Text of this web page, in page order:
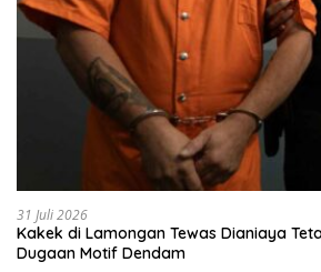
31 Juli 2026
Kakek di Lamongan Tewas Dianiaya
Dugaan Motif Dendam